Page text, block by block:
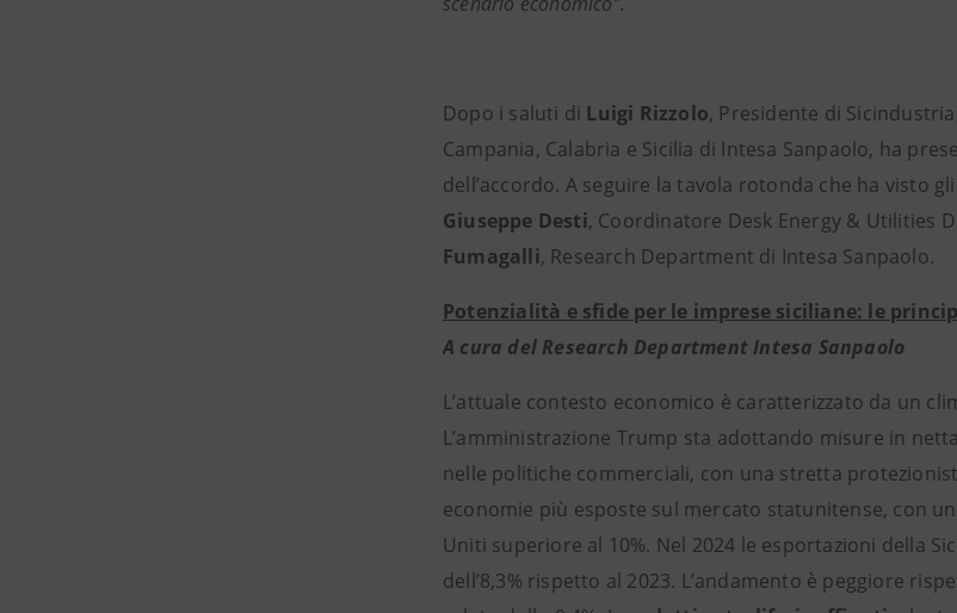
Dopo i saluti di Luigi Rizzolo, Presidente di
Campania, Calabria e Sicilia di Intesa Sanpaolo, ha
dell’accordo. A seguire la tavola rotonda che ha visto
Giuseppe Desti, Coordinatore Desk Energy & Utilities
Fumagalli, Research Department di Intesa Sanpaolo.
Potenzialità e sfide per le imprese siciliane: le
A cura del Research Department Intesa Sanpaolo
L’attuale contesto economico è caratterizzato da un
L’amministrazione Trump sta adottando misure in
nelle politiche commerciali, con una stretta
economie più esposte sul mercato statunitense, con
Uniti superiore al 10%. Nel 2024 le esportazioni della
dell’8,3% rispetto al 2023. L’andamento è peggiore